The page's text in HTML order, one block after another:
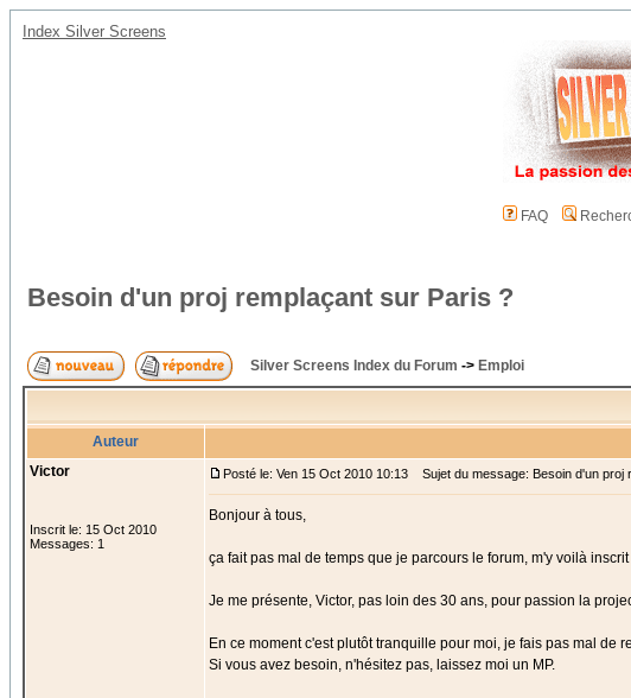
Index Silver Screens
FAQ
Besoin d'un proj remplaçant sur Paris ?
Silver Screens Index du Forum -> Emploi
Auteur
Victor
Inscrit le: 15 Oct 2010
Messages: 1
Posté le: Ven 15 Oct 2010 10:13 Sujet du message: Besoin d'un proj
Bonjour à tous,
ça fait pas mal de temps que je parcours le forum, m'y voilà inscrit
Je me présente, Victor, pas loin des 30 ans, pour passion la
En ce moment c'est plutôt tranquille pour moi, je fais pas mal de
Si vous avez besoin, n'hésitez pas, laissez moi un MP.